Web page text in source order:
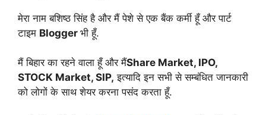
मेरा नाम बशिष्ठ सिंह है और मैं पेशे से एक बैंक कर्मी हूँ और पार्ट
टाइम Blogger भी हूँ.
मैं बिहार का रहने वाला हूँ और मैंShare Market, IPO,
STOCK Market, SIP, इत्यादि इन सभी से सम्बंधित जानकारी
को लोगों के साथ शेयर करना पसंद करता हूँ.